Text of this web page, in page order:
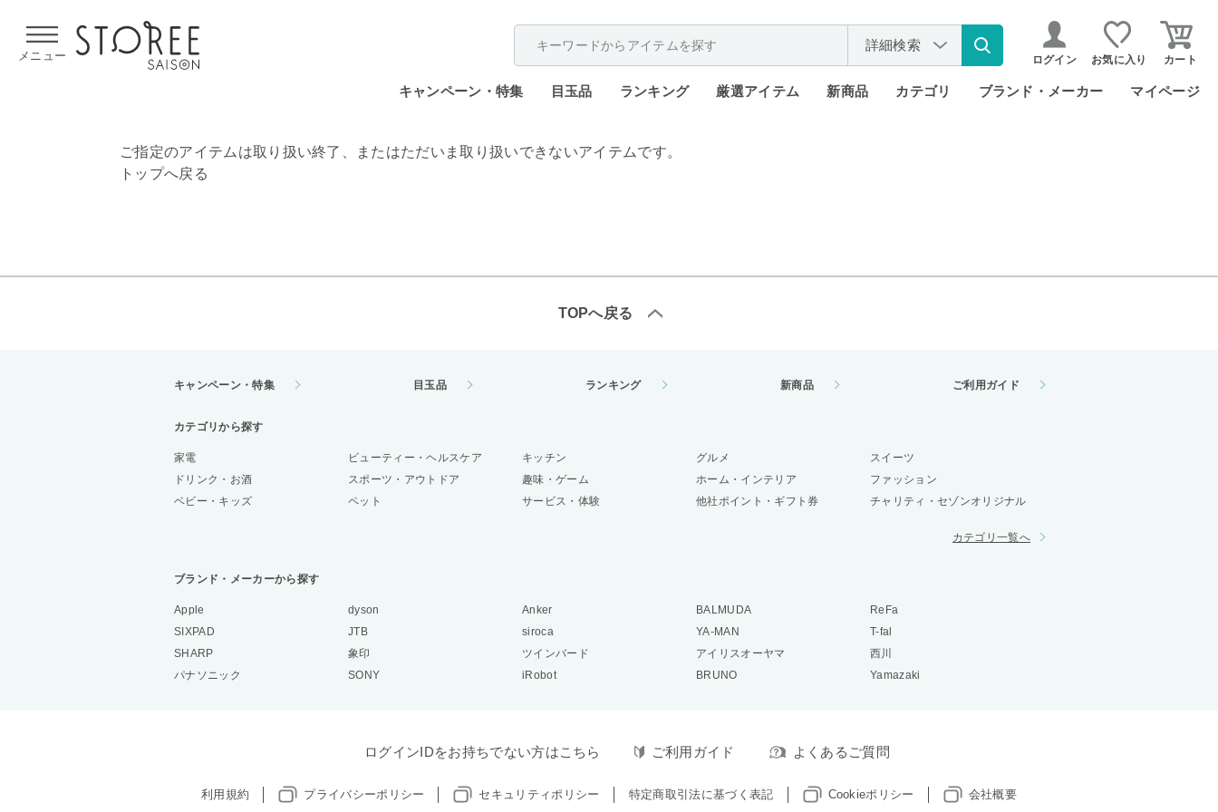
メニュー
詳細検索
ログイン お気に入り カート
キャンペーン・特集 目玉品 ランキング 厳選アイテム 新商品 カテゴリ ブランド・メーカー マイページ
ご指定のアイテムは取り扱い終了、またはただいま取り扱いできないアイテムです。
トップへ戻る
TOPへ戻る
キャンペーン・特集 目玉品 ランキング 新商品 ご利用ガイド
カテゴリから探す
家電 ビューティー・ヘルスケア キッチン グルメ
スイーツ
ドリンク・お酒
スポーツ・アウトドア 趣味・ゲーム ホーム・インテリア
ファッション
ベビー・キッズ
ペット サービス・体験 他社ポイント・ギフト券 チャリティ・セゾンオリジナル
カテゴリ一覧へ
ブランド・メーカーから探す
Apple dyson Anker BALMUDA
ReFa
SIXPAD
JTB siroca YA-MAN
T-fal
SHARP
象印 ツインバード アイリスオーヤマ
西川
パナソニック
SONY iRobot BRUNO Yamazaki
ログインIDをお持ちでない方はこちら ご利用ガイド よくあるご質問
利用規約 プライバシーポリシー セキュリティポリシー 特定商取引法に基づく表記 Cookieポリシー 会社概要